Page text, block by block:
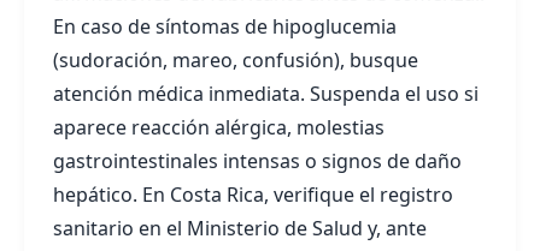
En caso de síntomas de hipoglucemia
(sudoración, mareo, confusión), busque
atención médica inmediata. Suspenda el uso si
aparece reacción alérgica, molestias
gastrointestinales intensas o signos de daño
hepático. En Costa Rica, verifique el registro
sanitario en el Ministerio de Salud y, ante